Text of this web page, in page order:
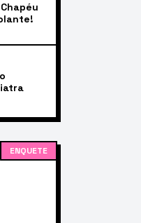
ENQUETE